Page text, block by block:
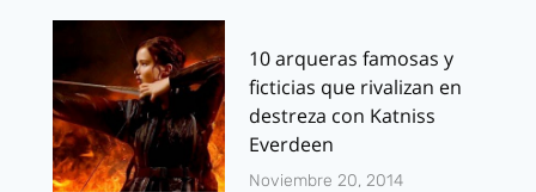
10 arqueras famosas y
ficticias que rivalizan en
destreza con Katniss
Everdeen
Noviembre 20, 2014